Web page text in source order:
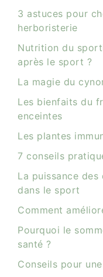
3 astuces pour
herboristerie
Nutrition du
après le sport ?
La magie du
Les bienfaits du
enceintes
Les plantes
7 conseils
La puissance
dans le sport
Comment
Pourquoi le
santé ?
Conseils pour